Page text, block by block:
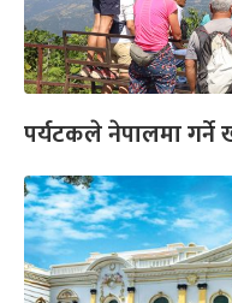
पर्यटकले नेपालमा गर्ने